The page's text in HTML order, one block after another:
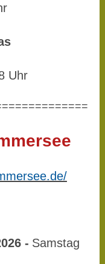
offen
Uhr
- Samstag